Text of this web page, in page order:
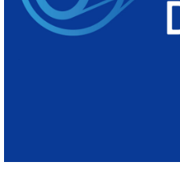
商品を探す
サングラス